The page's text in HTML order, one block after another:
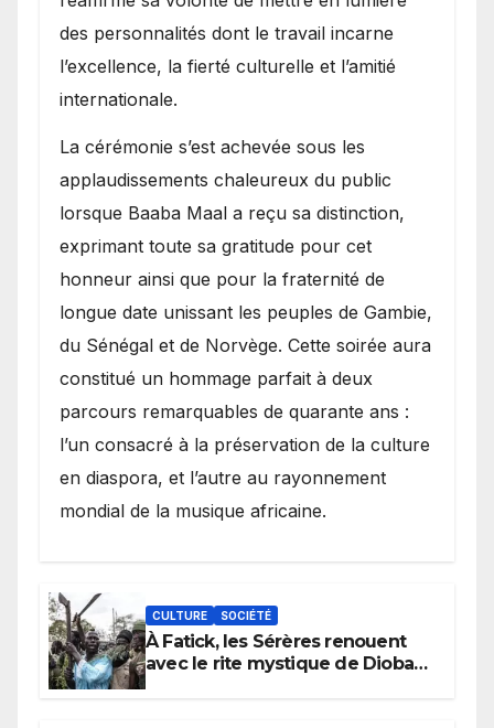
des personnalités dont le travail incarne
l’excellence, la fierté culturelle et l’amitié
internationale.
​La cérémonie s’est achevée sous les
applaudissements chaleureux du public
lorsque Baaba Maal a reçu sa distinction,
exprimant toute sa gratitude pour cet
honneur ainsi que pour la fraternité de
longue date unissant les peuples de Gambie,
du Sénégal et de Norvège. Cette soirée aura
constitué un hommage parfait à deux
parcours remarquables de quarante ans :
l’un consacré à la préservation de la culture
en diaspora, et l’autre au rayonnement
mondial de la musique africaine.
CULTURE SOCIÉTÉ
À Fatick, les Sérères renouent
avec le rite mystique de Diobaye